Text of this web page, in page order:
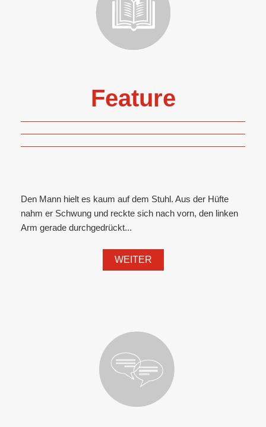
Feature
Den Mann hielt es kaum auf dem Stuhl. Aus der Hüfte
nahm er Schwung und reckte sich nach vorn, den linken
Arm gerade durchgedrückt...
WEITER